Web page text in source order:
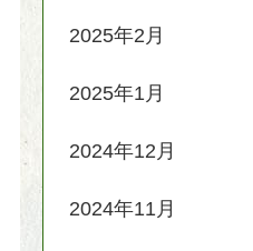
2025年2月
2025年1月
2024年12月
2024年11月